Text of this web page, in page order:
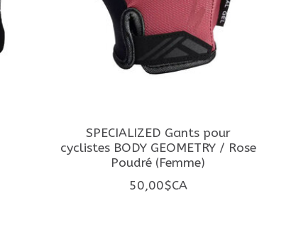
SPECIALIZED Gants pour
cyclistes BODY GEOMETRY / Rose
Poudré (Femme)
50,00$CA